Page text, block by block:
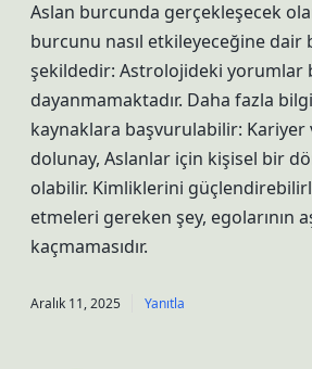
Aslan burcunda gerçekleşecek
burcunu nasıl etkileyeceğine dair
şekildedir: Astrolojideki yorumlar
dayanmamaktadır. Daha fazla
kaynaklara başvurulabilir: Kariyer
dolunay, Aslanlar için kişisel bir
olabilir. Kimliklerini
etmeleri gereken şey, egolarının
kaçmamasıdır.
Aralık 11, 2025 Yanıtla